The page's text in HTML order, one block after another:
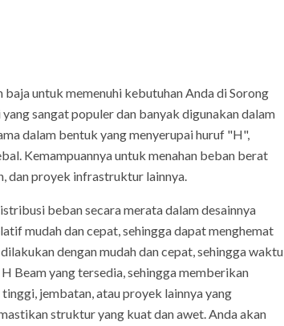
untuk memenuhi kebutuhan Anda di Sorong
sangat populer dan banyak digunakan dalam
dalam bentuk yang menyerupai huruf "H",
Kemampuannya untuk menahan beban berat
dan proyek infrastruktur lainnya.
beban secara merata dalam desainnya
mudah dan cepat, sehingga dapat menghemat
dengan mudah dan cepat, sehingga waktu
Beam yang tersedia, sehingga memberikan
jembatan, atau proyek lainnya yang
struktur yang kuat dan awet. Anda akan